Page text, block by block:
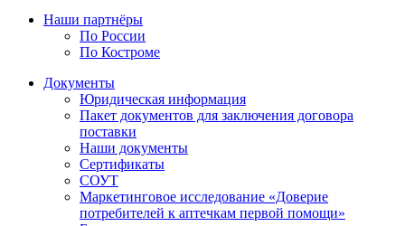
Наши партнёры
По России
По Костроме
Документы
Юридическая информация
Пакет документов для заключения договора
поставки
Наши документы
Сертификаты
СОУТ
Маркетинговое исследование «Доверие
потребителей к аптечкам первой помощи»